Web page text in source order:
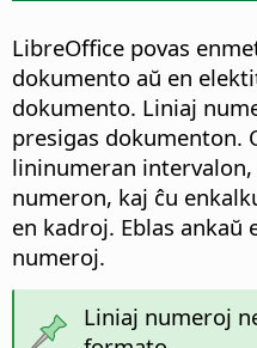
LibreOffice povas
dokumento aŭ en
dokumento. Liniaj
presigas dokumenton.
lininumeran
numeron, kaj ĉu
en kadroj. Eblas
numeroj.
Liniaj numeroj